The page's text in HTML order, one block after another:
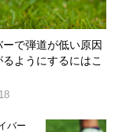
ーで弾道が低い原因
ようにするにはこ
バー